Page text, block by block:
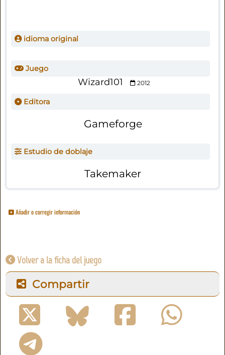
idioma original
Juego
Wizard101 2012
Editora
Gameforge
Estudio de doblaje
Takemaker
Añadir o corregir información
Volver a la ficha del juego
Compartir